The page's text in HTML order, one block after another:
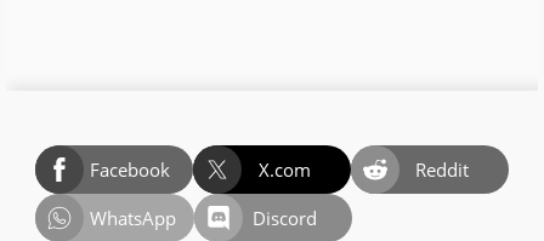
Facebook X.com
Reddit
WhatsApp
Discord